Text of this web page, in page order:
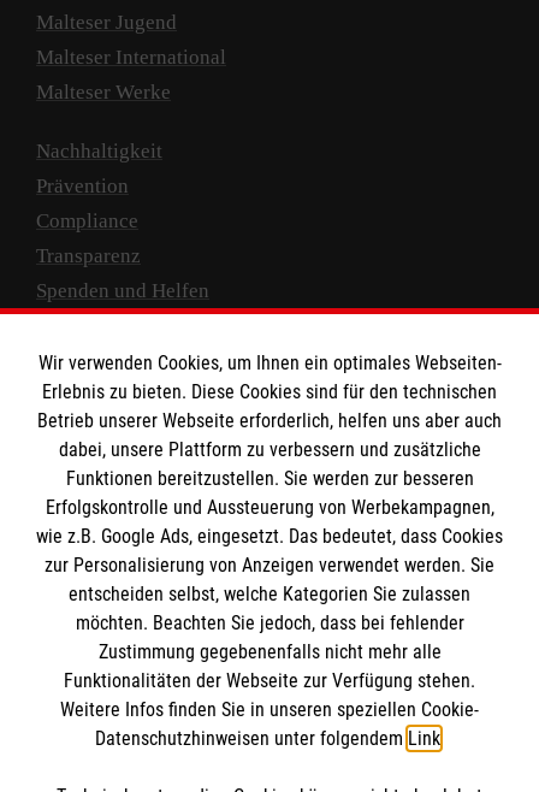
Malteser Jugend
Malteser International
Malteser Werke
Nachhaltigkeit
Prävention
Compliance
Transparenz
Spenden und Helfen
Empfänger: Malteser Hilfsdienst e.V.
IBAN: DE10 3706 0120 1201 2000 12
BIC: GENODED 1PA7
Newsletter abonnieren
Wir verwenden Cookies, um Ihnen ein optimales Webseiten-
Erlebnis zu bieten. Diese Cookies sind für den technischen
Betrieb unserer Webseite erforderlich, helfen uns aber auch
dabei, unsere Plattform zu verbessern und zusätzliche
Funktionen bereitzustellen. Sie werden zur besseren
Erfolgskontrolle und Aussteuerung von Werbekampagnen,
wie z.B. Google Ads, eingesetzt. Das bedeutet, dass Cookies
zur Personalisierung von Anzeigen verwendet werden. Sie
entscheiden selbst, welche Kategorien Sie zulassen
möchten. Beachten Sie jedoch, dass bei fehlender
Zustimmung gegebenenfalls nicht mehr alle
Funktionalitäten der Webseite zur Verfügung stehen.
Weitere Infos finden Sie in unseren speziellen Cookie-
Datenschutzhinweisen unter folgendem Link.